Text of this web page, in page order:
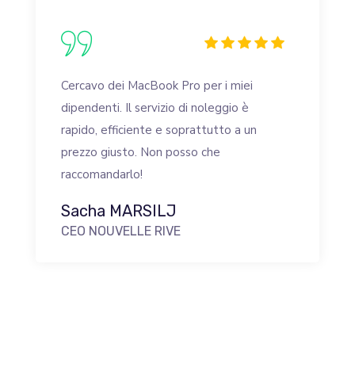
Cercavo dei MacBook Pro per i miei
dipendenti. Il servizio di noleggio è
rapido, efficiente e soprattutto a un
prezzo giusto. Non posso che
raccomandarlo!
Sacha MARSILJ
CEO NOUVELLE RIVE